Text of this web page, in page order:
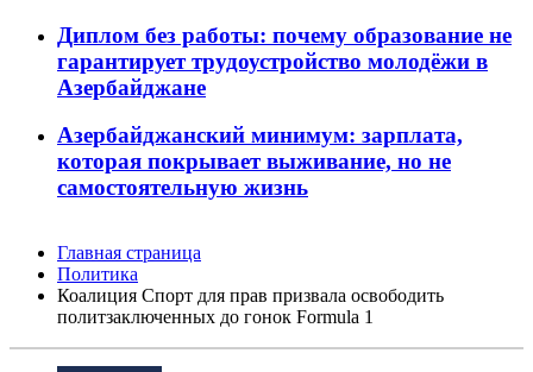
Диплом без работы: почему образование не
гарантирует трудоустройство молодёжи в
Азербайджане
Азербайджанский минимум: зарплата,
которая покрывает выживание, но не
самостоятельную жизнь
Главная страница
Политика
Коалиция Cпорт для прав призвала освободить
политзаключенных до гонок Formula 1